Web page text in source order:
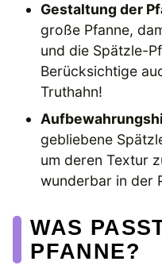
Gestaltung der
große Pfanne,
und die Spätzle-
Berücksichtige
Truthahn!
gebliebene
um deren Textur
wunderbar in der
WAS
PFANNE?